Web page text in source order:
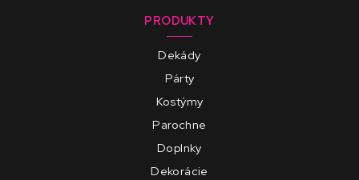
PRODUKTY
Dekády
Párty
Kostýmy
Parochne
Doplnky
Dekorácie